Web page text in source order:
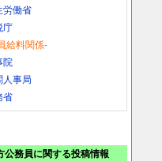
労働省
庁
給料関係-
院
人事局
省
公務員に関する投稿情報